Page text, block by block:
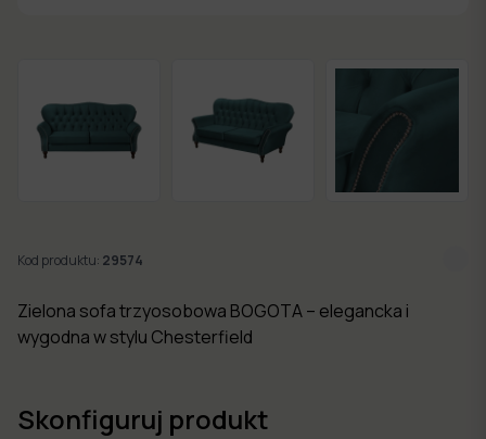
Nowości
Kolekcje
Kod produktu: 29574
Zielona sofa trzyosobowa BOGOTA – elegancka i
wygodna w stylu Chesterfield
Skonfiguruj produkt